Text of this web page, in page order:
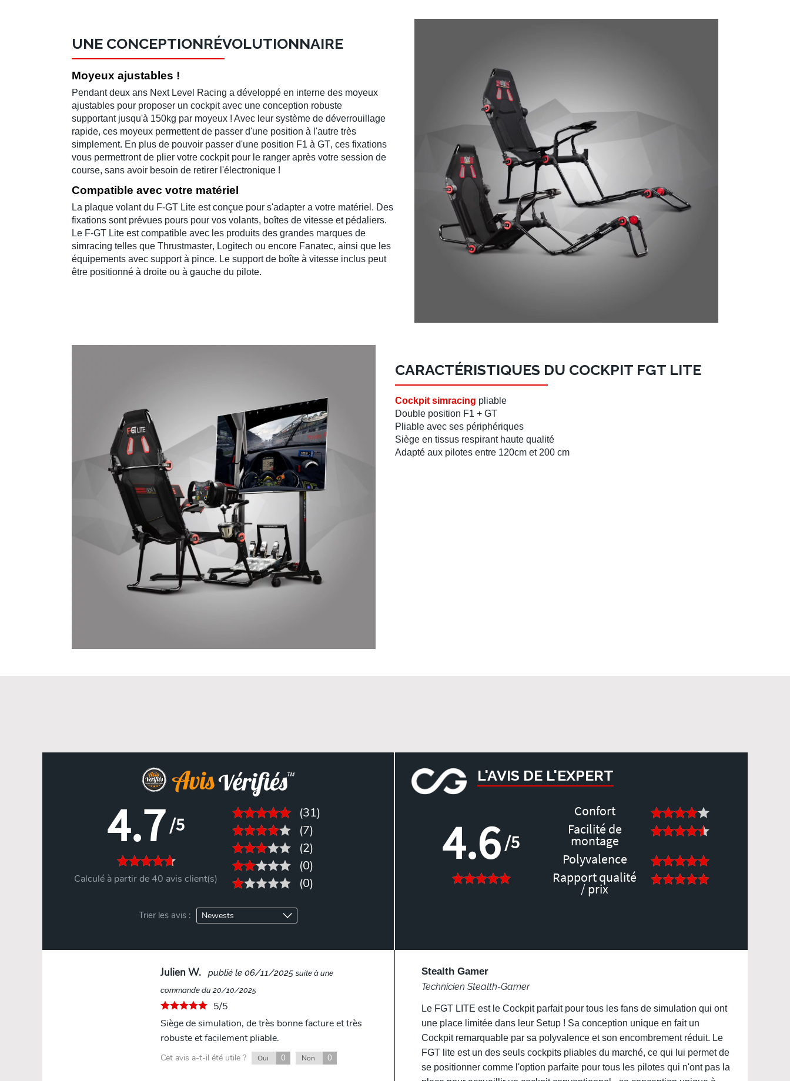
UNE CONCEPTIONRÉVOLUTIONNAIRE
Moyeux ajustables !
Pendant deux ans Next Level Racing a développé en interne des moyeux
ajustables pour proposer un cockpit avec une conception robuste
supportant jusqu'à 150kg par moyeux ! Avec leur système de déverrouillage
rapide, ces moyeux permettent de passer d'une position à l'autre très
simplement. En plus de pouvoir passer d'une position F1 à GT, ces fixations
vous permettront de plier votre cockpit pour le ranger après votre session de
course, sans avoir besoin de retirer l'électronique !
Compatible avec votre matériel
La plaque volant du F-GT Lite est conçue pour s'adapter a votre matériel. Des
fixations sont prévues pours pour vos volants, boîtes de vitesse et pédaliers.
Le F-GT Lite est compatible avec les produits des grandes marques de
simracing telles que Thrustmaster, Logitech ou encore Fanatec, ainsi que les
équipements avec support à pince. Le support de boîte à vitesse inclus peut
être positionné à droite ou à gauche du pilote.
CARACTÉRISTIQUES DU COCKPIT FGT LITE
Cockpit simracing pliable
Double position F1 + GT
Pliable avec ses périphériques
Siège en tissus respirant haute qualité
Adapté aux pilotes entre 120cm et 200 cm
4.7/5
Calculé à partir de 40 avis client(s)
(31)
(7)
(2)
(0)
(0)
Trier les avis :
Julien W. publié le 06/11/2025 suite à une
commande du 20/10/2025
5/5
Siège de simulation, de très bonne facture et très
robuste et facilement pliable.
Cet avis a-t-il été utile ? Oui 0 Non 0
L'AVIS DE L'EXPERT
4.6/5
Confort
Facilité de
montage
Polyvalence
Rapport qualité
/ prix
Stealth Gamer
Technicien Stealth-Gamer
Le FGT LITE est le Cockpit parfait pour tous les fans de simulation qui ont
une place limitée dans leur Setup ! Sa conception unique en fait un
Cockpit remarquable par sa polyvalence et son encombrement réduit. Le
FGT lite est un des seuls cockpits pliables du marché, ce qui lui permet de
se positionner comme l'option parfaite pour tous les pilotes qui n'ont pas la